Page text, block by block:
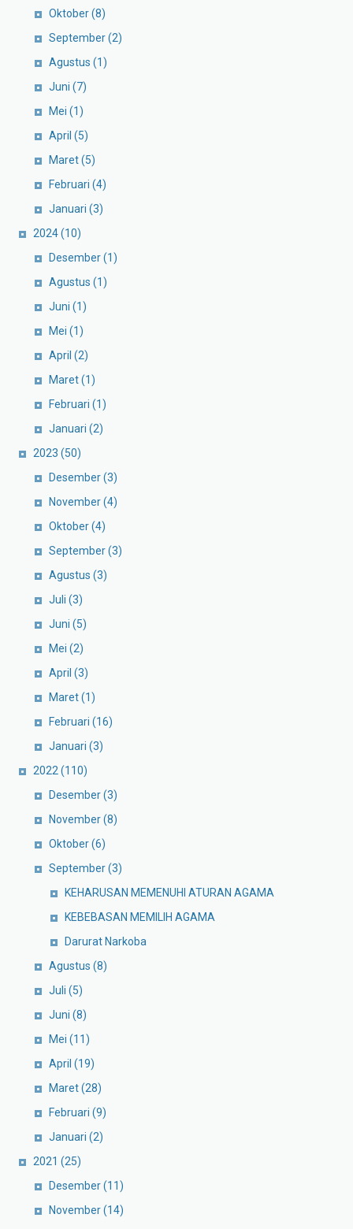
Oktober(8)
September(2)
Agustus (1)
Juni (7)
Mei (1)
April (5)
Maret(5)
Februari (4)
Januari (3)
2024(10)
Desember(1)
Agustus (1)
Juni (1)
Mei (1)
April (2)
Maret(1)
Februari (1)
Januari (2)
2023 (50)
Desember(3)
November(4)
Oktober(4)
September(3)
Agustus (3)
Juli (3)
Juni (5)
Mei (2)
April (3)
Maret(1)
Februari (16)
Januari (3)
2022(110)
Desember(3)
November(8)
Oktober(6)
September(3)
KEHARUSAN MEMENUHI ATURAN AGAMA
KEBEBASAN MEMILIH AGAMA
Darurat Narkoba
Agustus (8)
Juli (5)
Juni (8)
Mei (11)
April (19)
Maret(28)
Februari (9)
Januari (2)
2021 (25)
Desember(11)
November(14)